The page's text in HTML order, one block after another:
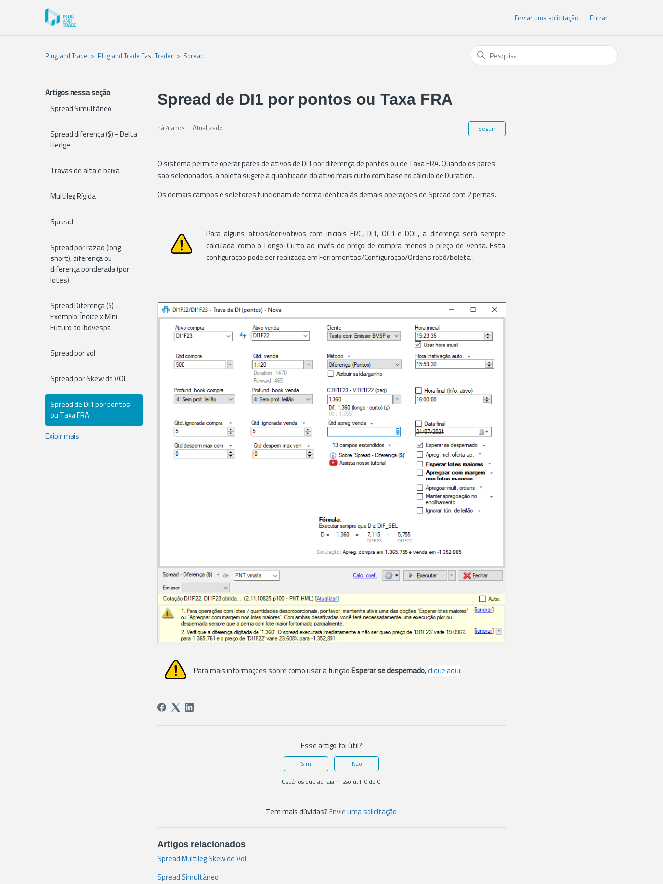
Enviar uma solicitação Entrar
Plug and Trade Plug and Trade Fast Trader Spread
Artigos nessa seção
Spread Simultâneo
Spread diferença ($) - Delta
Hedge
Travas de alta e baixa
Multileg Rígida
Spread
Spread por razão (long
short), diferença ou
diferença ponderada (por
lotes)
Spread Diferença ($) -
Exemplo: Índice x Míni
Futuro do Ibovespa
Spread por vol
Spread por Skew de VOL
Spread de DI1 por pontos
ou Taxa FRA
Exibir mais
Spread de DI1 por pontos ou Taxa FRA
há 4 anos Atualizado Seguir Ainda não seguido por ninguém
O sistema permite operar pares de ativos de DI1 por diferença de pontos ou de Taxa FRA. Quando os pares
são selecionados, a boleta sugere a quantidade do ativo mais curto com base no cálculo de Duration.
Os demais campos e seletores funcionam de forma idêntica às demais operações de Spread com 2 pernas.
Para alguns ativos/derivativos com iniciais FRC, DI1, OC1 e DOL, a diferença será sempre
calculada como o Longo-Curto ao invés do preço de compra menos o preço de venda. Esta
configuração pode ser realizada em Ferramentas/Configuração/Ordens robô/boleta .
Para mais informações sobre como usar a funçãoEsperar se despernado,clique aqui.
Esse artigo foi útil?
Sim
Não
Usuários que acharam isso útil: 0 de 0
Tem mais dúvidas?Envie uma solicitação
Artigos relacionados
Spread Multileg Skew de Vol
Spread Simultâneo